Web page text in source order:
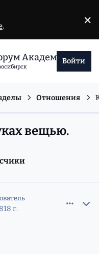
. ×
Академгородка
Войти
Отношения
вещью.
18 г.